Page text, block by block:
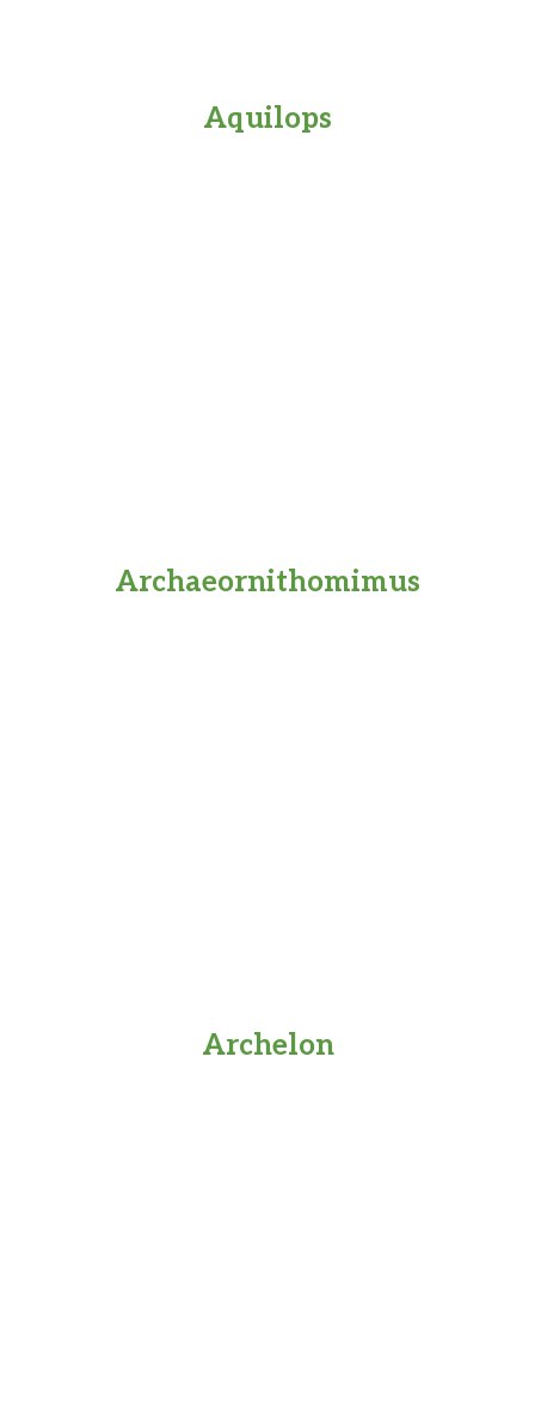
Aquilops
Archaeornithomimus
Archelon